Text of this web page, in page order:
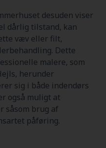
desuden viser
dårlig tilstand, kan
væv eller filt,
Dette
malere, som
herunder
sig i både indendørs
også muligt at
såsom brug af
påføring.